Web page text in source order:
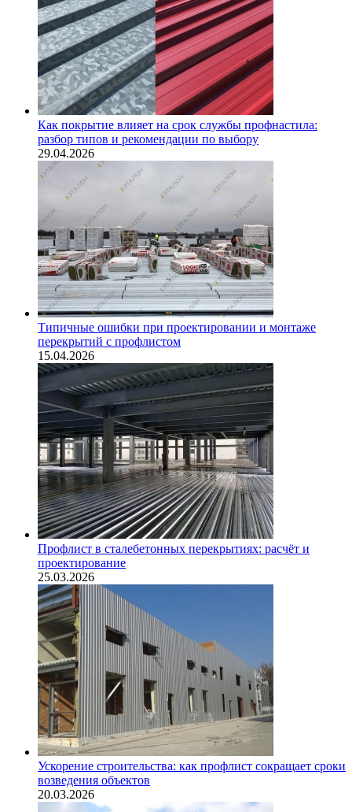
Как покрытие влияет на срок службы профнастила:
разбор типов и рекомендации по выбору
29.04.2026
Типичные ошибки при проектировании и монтаже
перекрытий с профлистом
15.04.2026
Профлист в сталебетонных перекрытиях: расчёт и
проектирование
25.03.2026
Ускорение строительства: как профлист сокращает сроки
возведения объектов
20.03.2026